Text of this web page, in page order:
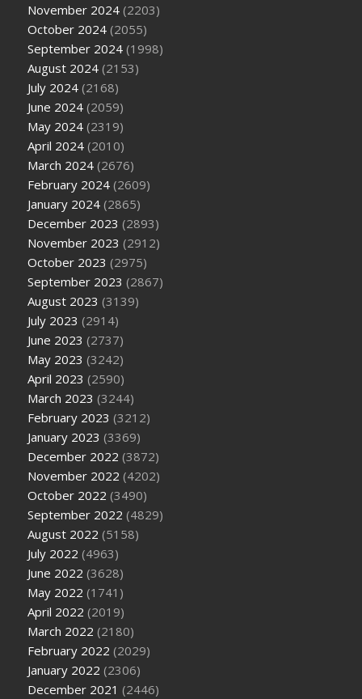
November 2024 (2203)
October 2024 (2055)
September 2024 (1998)
August 2024 (2153)
July 2024 (2168)
June 2024 (2059)
May 2024 (2319)
April 2024 (2010)
March 2024 (2676)
February 2024 (2609)
January 2024 (2865)
December 2023 (2893)
November 2023 (2912)
October 2023 (2975)
September 2023 (2867)
August 2023 (3139)
July 2023 (2914)
June 2023 (2737)
May 2023 (3242)
April 2023 (2590)
March 2023 (3244)
February 2023 (3212)
January 2023 (3369)
December 2022 (3872)
November 2022 (4202)
October 2022 (3490)
September 2022 (4829)
August 2022 (5158)
July 2022 (4963)
June 2022 (3628)
May 2022 (1741)
April 2022 (2019)
March 2022 (2180)
February 2022 (2029)
January 2022 (2306)
December 2021 (2446)